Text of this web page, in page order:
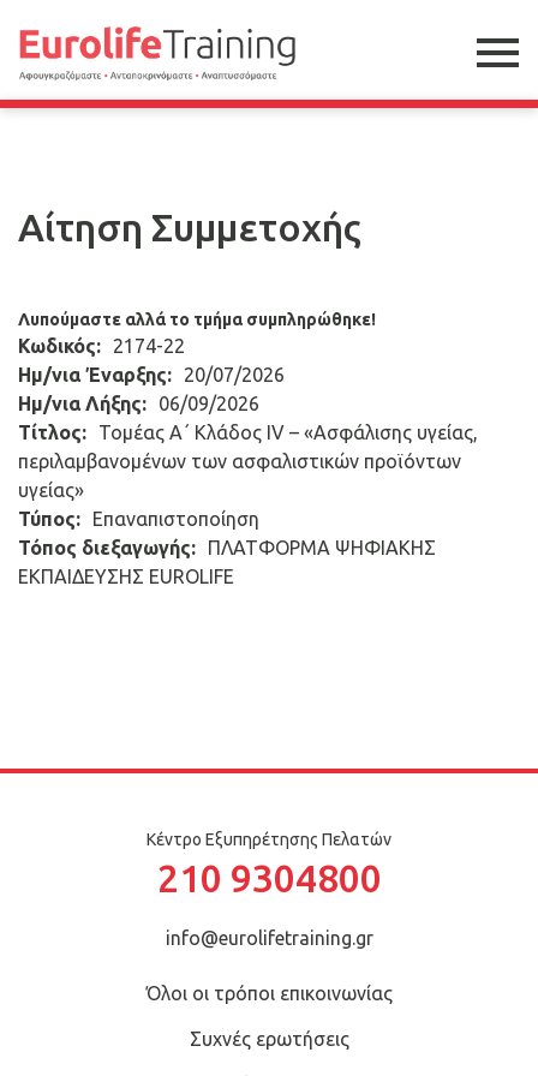
Αίτηση Συμμετοχής
Λυπούμαστε αλλά το τμήμα συμπληρώθηκε!
Κωδικός:
2174-22
Ημ/νια Έναρξης:
20/07/2026
Ημ/νια Λήξης:
06/09/2026
Τίτλος:
Τομέας Α΄ Κλάδος ΙV – «Ασφάλισης υγείας,
περιλαμβανομένων των ασφαλιστικών προϊόντων
υγείας»
Τύπος:
Επαναπιστοποίηση
Τόπος διεξαγωγής:
ΠΛΑΤΦΟΡΜΑ ΨΗΦΙΑΚΗΣ
ΕΚΠΑΙΔΕΥΣΗΣ EUROLIFE
Κέντρο Εξυπηρέτησης Πελατών
210 9304800
info@eurolifetraining.gr
Όλοι οι τρόποι επικοινωνίας
Συχνές ερωτήσεις